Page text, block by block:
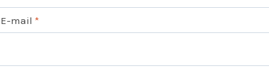
E-mail *